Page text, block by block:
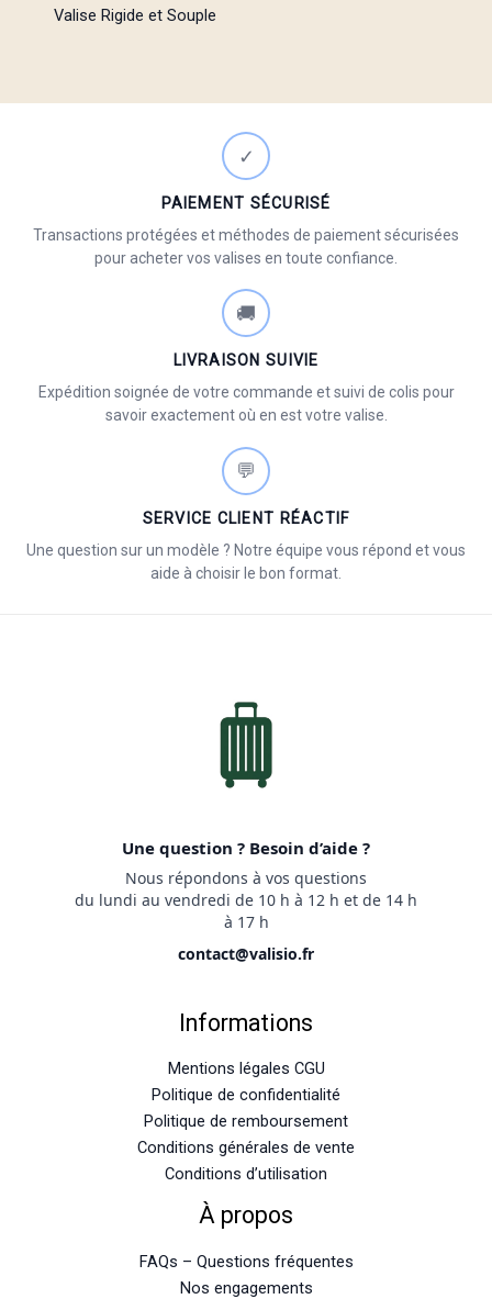
Valise Rigide et Souple
✓
PAIEMENT SÉCURISÉ
Transactions protégées et méthodes de paiement sécurisées
pour acheter vos valises en toute confiance.
🚚
LIVRAISON SUIVIE
Expédition soignée de votre commande et suivi de colis pour
savoir exactement où en est votre valise.
💬
SERVICE CLIENT RÉACTIF
Une question sur un modèle ? Notre équipe vous répond et vous
aide à choisir le bon format.
Une question ? Besoin d’aide ?
Nous répondons à vos questions
du lundi au vendredi de 10 h à 12 h et de 14 h
à 17 h
contact@valisio.fr
Informations
Mentions légales CGU
Politique de confidentialité
Politique de remboursement
Conditions générales de vente
Conditions d’utilisation
À propos
FAQs – Questions fréquentes
Nos engagements